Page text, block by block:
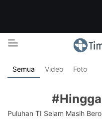
Timelines.id
Media Literasi, Sejarah
Semua Video Foto
Puluhan TI Selam Masih